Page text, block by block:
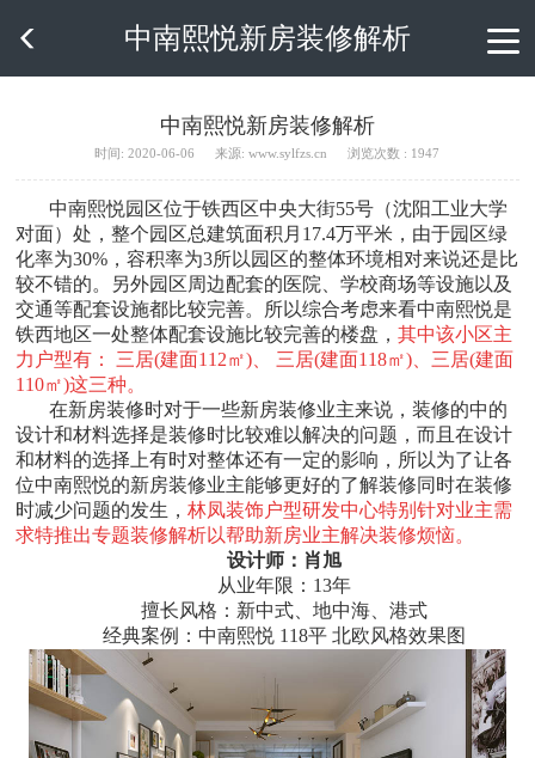
 中南熙悦新房装修解析
中南熙悦新房装修解析
时间: 2020-06-06 来源: www.sylfzs.cn 浏览次数 : 1947
中南熙悦园区位于铁西区中央大街55号（沈阳工业大学
对面）处，整个园区总建筑面积月17.4万平米，由于园区绿
化率为30%，容积率为3所以园区的整体环境相对来说还是比
较不错的。另外园区周边配套的医院、学校商场等设施以及
交通等配套设施都比较完善。所以综合考虑来看中南熙悦是
铁西地区一处整体配套设施比较完善的楼盘，其中该小区主
力户型有： 三居(建面112㎡)、 三居(建面118㎡)、三居(建面
110㎡)这三种。
在新房装修时对于一些新房装修业主来说，装修的中的
设计和材料选择是装修时比较难以解决的问题，而且在设计
和材料的选择上有时对整体还有一定的影响，所以为了让各
位中南熙悦的新房装修业主能够更好的了解装修同时在装修
时减少问题的发生，林凤装饰户型研发中心特别针对业主需
求特推出专题装修解析以帮助新房业主解决装修烦恼。
设计师：肖旭
从业年限：13年
擅长风格：新中式、地中海、港式
经典案例：中南熙悦 118平 北欧风格效果图